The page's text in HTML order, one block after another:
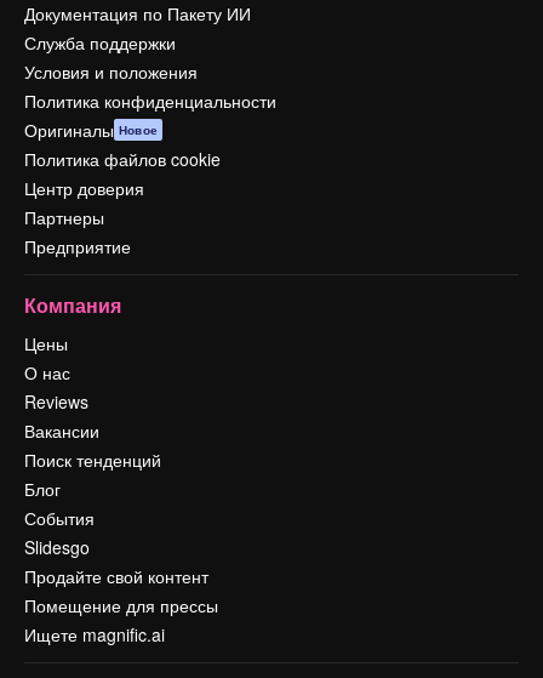
Документация по Пакету ИИ
Служба поддержки
Условия и положения
Политика конфиденциальности
Оригиналы Новое
Политика файлов cookie
Центр доверия
Партнеры
Предприятие
Компания
Цены
О нас
Reviews
Вакансии
Поиск тенденций
Блог
События
Slidesgo
Продайте свой контент
Помещение для прессы
Ищете magnific.ai